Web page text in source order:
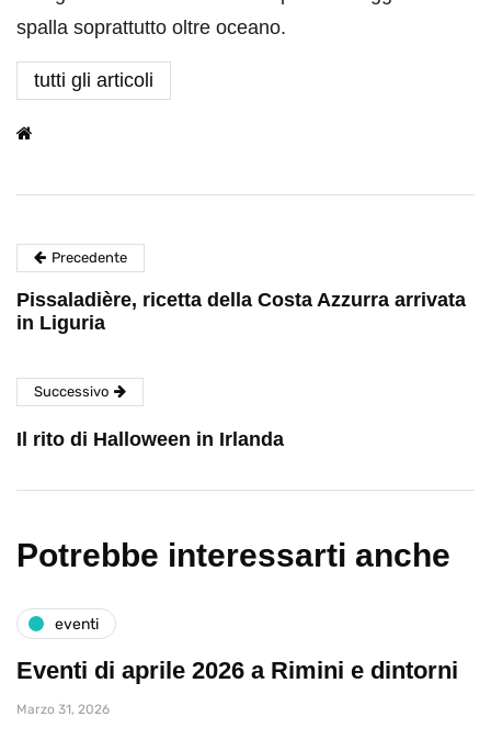
spalla soprattutto oltre oceano.
tutti gli articoli
Precedente
Pissaladière, ricetta della Costa Azzurra arrivata
in Liguria
Successivo
Il rito di Halloween in Irlanda
Potrebbe interessarti anche
eventi
Eventi di aprile 2026 a Rimini e dintorni
Marzo 31, 2026